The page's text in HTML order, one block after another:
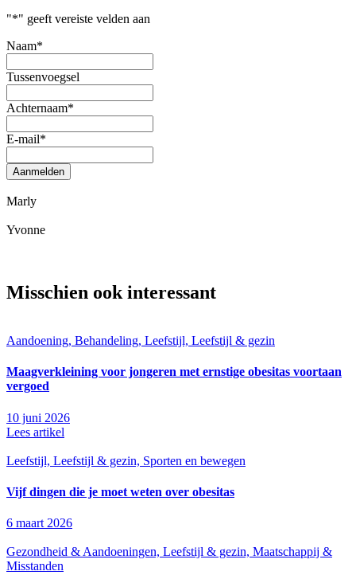
"*" geeft vereiste velden aan
Naam*
Tussenvoegsel
Achternaam*
E-mail*
Aanmelden
Marly
Yvonne
Misschien ook interessant
Aandoening, Behandeling, Leefstijl, Leefstijl & gezin
Maagverkleining voor jongeren met ernstige obesitas voortaan
vergoed
10 juni 2026
Lees artikel
Leefstijl, Leefstijl & gezin, Sporten en bewegen
Vijf dingen die je moet weten over obesitas
6 maart 2026
Gezondheid & Aandoeningen, Leefstijl & gezin, Maatschappij &
Misstanden